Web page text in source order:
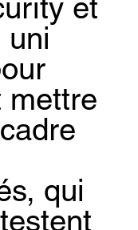
et
uni
mettre
qui